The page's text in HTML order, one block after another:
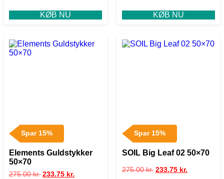
KØB NU KØB NU
Spar 15%
Elements Guldstykker
50×70
275.00kr. 233.75 kr.
Spar 15%
SOIL Big Leaf 02 50×70
275.00kr. 233.75 kr.